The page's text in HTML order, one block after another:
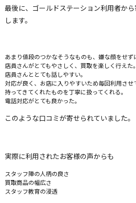
最後に、ゴールドステーション利用者か
します。
あまり値段のつかなそうなものも、嫌な顔をせず
店員さんがとてもやさしく、買取を楽しく行えた。
店員さんととても話しやすい。
対応が良く、お店に入りやすいため毎回利用させ
持ってきてくれたものを丁寧に扱ってくれる。
電話対応がとても良かった。
このような口コミが寄せられていました。
実際に利用されたお客様の声からも
スタッフ陣の人柄の良さ
買取商品の幅広さ
スタッフ教育の浸透